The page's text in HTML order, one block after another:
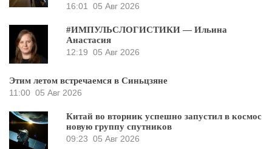
16:01
05 Авг 2026
#ИМПУЛЬСЛОГИСТИКИ — Ильина
Анастасия
12:19 05 Авг 2026
Этим летом встречаемся в Синьцзяне
11:00 05 Авг 2026
Китай во вторник успешно запустил в космос
новую группу спутников
09:23 05 Авг 2026